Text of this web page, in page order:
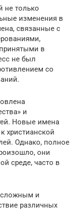
не только
изменения в
связанные с
в
не был
со
и
Новые имена
христианской
Однако, полное
они
среде, часто в
сложным и
различных